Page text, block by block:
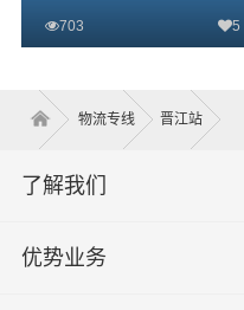
险品专线
703 5
物流专线 晋江站
了解我们
优势业务